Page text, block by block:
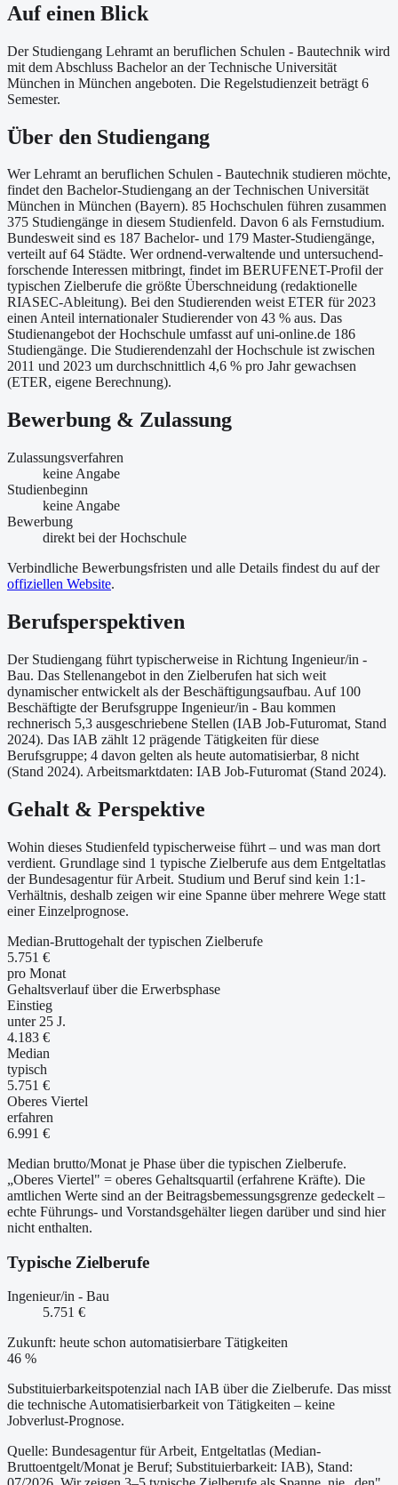
Auf einen Blick
Der Studiengang Lehramt an beruflichen Schulen - Bautechnik wird
mit dem Abschluss Bachelor an der Technische Universität
München in München angeboten. Die Regelstudienzeit beträgt 6
Semester.
Über den Studiengang
Wer Lehramt an beruflichen Schulen - Bautechnik studieren möchte,
findet den Bachelor-Studiengang an der Technischen Universität
München in München (Bayern). 85 Hochschulen führen zusammen
375 Studiengänge in diesem Studienfeld. Davon 6 als Fernstudium.
Bundesweit sind es 187 Bachelor- und 179 Master-Studiengänge,
verteilt auf 64 Städte. Wer ordnend-verwaltende und untersuchend-
forschende Interessen mitbringt, findet im BERUFENET-Profil der
typischen Zielberufe die größte Überschneidung (redaktionelle
RIASEC-Ableitung). Bei den Studierenden weist ETER für 2023
einen Anteil internationaler Studierender von 43 % aus. Das
Studienangebot der Hochschule umfasst auf uni-online.de 186
Studiengänge. Die Studierendenzahl der Hochschule ist zwischen
2011 und 2023 um durchschnittlich 4,6 % pro Jahr gewachsen
(ETER, eigene Berechnung).
Bewerbung & Zulassung
Zulassungsverfahren
keine Angabe
Studienbeginn
keine Angabe
Bewerbung
direkt bei der Hochschule
Verbindliche Bewerbungsfristen und alle Details findest du auf der
offiziellen Website.
Berufsperspektiven
Der Studiengang führt typischerweise in Richtung Ingenieur/in -
Bau. Das Stellenangebot in den Zielberufen hat sich weit
dynamischer entwickelt als der Beschäftigungsaufbau. Auf 100
Beschäftigte der Berufsgruppe Ingenieur/in - Bau kommen
rechnerisch 5,3 ausgeschriebene Stellen (IAB Job-Futuromat, Stand
2024). Das IAB zählt 12 prägende Tätigkeiten für diese
Berufsgruppe; 4 davon gelten als heute automatisierbar, 8 nicht
(Stand 2024). Arbeitsmarktdaten: IAB Job-Futuromat (Stand 2024).
Gehalt & Perspektive
Wohin dieses Studienfeld typischerweise führt – und was man dort
verdient. Grundlage sind 1 typische Zielberufe aus dem Entgeltatlas
der Bundesagentur für Arbeit. Studium und Beruf sind kein 1:1-
Verhältnis, deshalb zeigen wir eine Spanne über mehrere Wege statt
einer Einzelprognose.
Median-Bruttogehalt der typischen Zielberufe
5.751 €
pro Monat
Gehaltsverlauf über die Erwerbsphase
Einstieg
unter 25 J.
4.183 €
Median
typisch
5.751 €
Oberes Viertel
erfahren
6.991 €
Median brutto/Monat je Phase über die typischen Zielberufe.
„Oberes Viertel" = oberes Gehaltsquartil (erfahrene Kräfte). Die
amtlichen Werte sind an der Beitragsbemessungsgrenze gedeckelt –
echte Führungs- und Vorstandsgehälter liegen darüber und sind hier
nicht enthalten.
Typische Zielberufe
Ingenieur/in - Bau
5.751 €
Zukunft: heute schon automatisierbare Tätigkeiten
46 %
Substituierbarkeitspotenzial nach IAB über die Zielberufe. Das misst
die technische Automatisierbarkeit von Tätigkeiten – keine
Jobverlust-Prognose.
Quelle: Bundesagentur für Arbeit, Entgeltatlas (Median-
Bruttoentgelt/Monat je Beruf; Substituierbarkeit: IAB), Stand: